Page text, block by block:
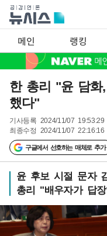
메인 랭킹
한 총리 "윤 담화
했다"
기사등록 2024/11/07 19:53:29
최종수정 2024/11/07 22:16:16
구글에서 선호하는 매체로 추가
윤 후보 시절 문자
총리 "배우자가 답